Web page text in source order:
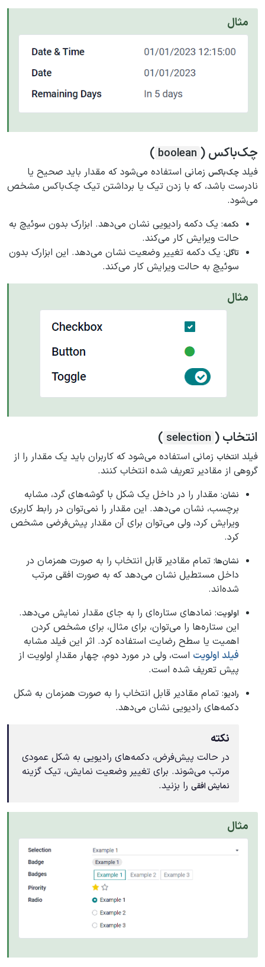
مثال
چک‌باکس ( boolean
)
فیلد چک‌باکس زمانی استفاده می‌شود که مقدار باید صحیح یا
نادرست باشد، که با زدن تیک یا برداشتن تیک چک‌باکس مشخص
می‌شود.
دکمه: یک دکمه رادیویی نشان می‌دهد. ابزارک بدون سوئیچ به
حالت ویرایش کار می‌کند.
تاگل: یک دکمه تغییر وضعیت نشان می‌دهد. این ابزارک بدون
سوئیچ به حالت ویرایش کار می‌کند.
مثال
انتخاب ( selection
)
فیلد انتخاب زمانی استفاده می‌شود که کاربران باید یک مقدار را از
گروهی از مقادیر تعریف شده انتخاب کنند.
نشان: مقدار را در داخل یک شکل با گوشه‌های گرد، مشابه
برچسب، نشان می‌دهد. این مقدار را نمی‌توان در رابط کاربری
ویرایش کرد، ولی می‌توان برای آن مقدار پیش‌فرضی مشخص
کرد.
نشان‌ها: تمام مقادیر قابل انتخاب را به صورت همزمان در
داخل مستطیل نشان می‌دهد که به صورت افقی مرتب
شده‌اند.
اولویت: نمادهای ستاره‌ای را به جای مقدار نمایش می‌دهد.
این ستاره‌ها را می‌توان، برای مثال، برای مشخص کردن
اهمیت یا سطح رضایت استفاده کرد. اثر این فیلد مشابه
فیلد اولویت است، ولی در مورد دوم، چهار مقدارِ اولویت از
پیش تعریف شده است.
رادیو: تمام مقادیر قابل انتخاب را به صورت همزمان به شکل
دکمه‌های رادیویی نشان می‌دهد.
نکته
در حالت پیش‌فرض، دکمه‌های رادیویی به شکل عمودی
مرتب می‌شوند. برای تغییر وضعیت نمایش، تیک گزینه
نمایش افقی را بزنید.
مثال